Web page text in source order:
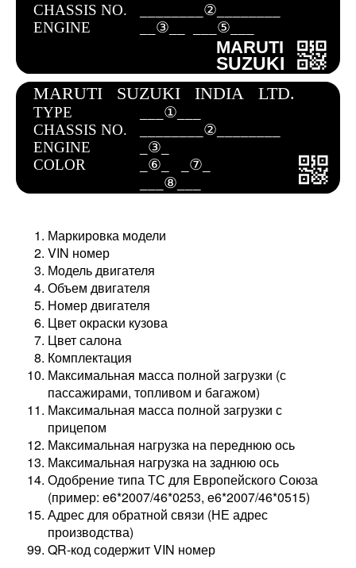
Маркировка модели
VIN номер
Модель двигателя
Объем двигателя
Номер двигателя
Цвет окраски кузова
Цвет салона
Комплектация
Максимальная масса полной загрузки (с
пассажирами, топливом и багажом)
Максимальная масса полной загрузки с
прицепом
Максимальная нагрузка на переднюю ось
Максимальная нагрузка на заднюю ось
Одобрение типа ТС для Европейского Союза
(пример: e6*2007/46*0253, e6*2007/46*0515)
Адрес для обратной связи (НЕ адрес
производства)
QR-код содержит VIN номер